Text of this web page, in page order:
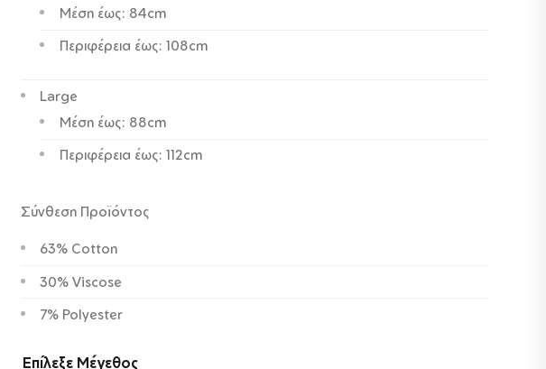
Μέση έως: 84cm
Περιφέρεια έως: 108cm
Large
Μέση έως: 88cm
Περιφέρεια έως: 112cm
Σύνθεση Προϊόντος
63% Cotton
30% Viscose
7% Polyester
Επίλεξε Μέγεθος